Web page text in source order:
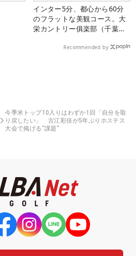
インター5分、都心から60分
のフラットな美観コース。大
栄カントリー俱楽部（千葉
Recommended by
今季米トップ10入りはわずか1回「自分を取
り戻したい」 古江彩佳が5年ぶりホステス
大会で掲げる“課題”